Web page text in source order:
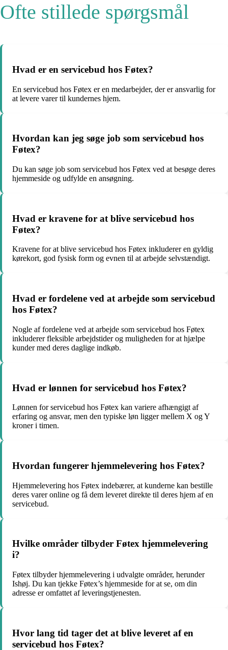
Ofte stillede spørgsmål
Hvad er en servicebud hos Føtex?
En servicebud hos Føtex er en medarbejder, der er ansvarlig for
at levere varer til kundernes hjem.
Hvordan kan jeg søge job som servicebud hos
Føtex?
Du kan søge job som servicebud hos Føtex ved at besøge deres
hjemmeside og udfylde en ansøgning.
Hvad er kravene for at blive servicebud hos
Føtex?
Kravene for at blive servicebud hos Føtex inkluderer en gyldig
kørekort, god fysisk form og evnen til at arbejde selvstændigt.
Hvad er fordelene ved at arbejde som servicebud
hos Føtex?
Nogle af fordelene ved at arbejde som servicebud hos Føtex
inkluderer fleksible arbejdstider og muligheden for at hjælpe
kunder med deres daglige indkøb.
Hvad er lønnen for servicebud hos Føtex?
Lønnen for servicebud hos Føtex kan variere afhængigt af
erfaring og ansvar, men den typiske løn ligger mellem X og Y
kroner i timen.
Hvordan fungerer hjemmelevering hos Føtex?
Hjemmelevering hos Føtex indebærer, at kunderne kan bestille
deres varer online og få dem leveret direkte til deres hjem af en
servicebud.
Hvilke områder tilbyder Føtex hjemmelevering
i?
Føtex tilbyder hjemmelevering i udvalgte områder, herunder
Ishøj. Du kan tjekke Føtex’s hjemmeside for at se, om din
adresse er omfattet af leveringstjenesten.
Hvor lang tid tager det at blive leveret af en
servicebud hos Føtex?